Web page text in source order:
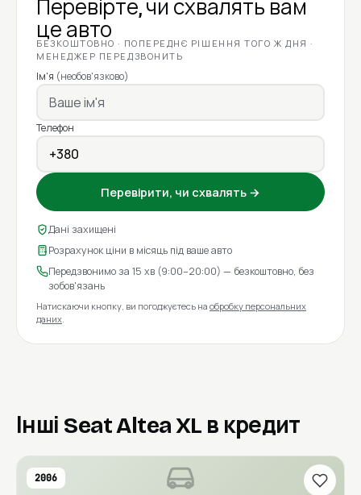
Перевірте, чи схвалять вам
це авто
БЕЗКОШТОВНО · ПОПЕРЕДНЄ РІШЕННЯ ТОГО Ж ДНЯ ·
МЕНЕДЖЕР ПЕРЕДЗВОНИТЬ
Ім'я (необов'язково)
Телефон
Перевірити, чи схвалять →
Дані захищені
Розрахунок ціни в місяць під ваше авто
Передзвонимо за 15 хв (9:00–20:00) — безкоштовно, без
зобов'язань
Натискаючи кнопку, ви погоджуєтесь на обробку персональних
даних.
Інші Seat Altea XL в кредит
2006